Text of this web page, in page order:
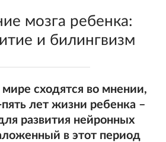
мозга ребенка:
и билингвизм
сходятся во мнении,
лет жизни ребенка –
развития нейронных
в этот период